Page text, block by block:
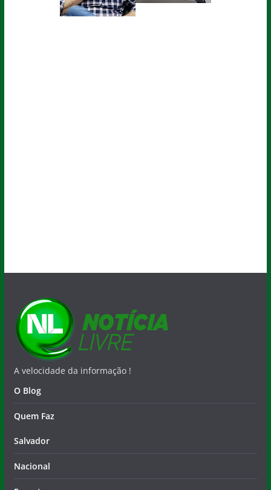
A velocidade da informação !
O Blog
Quem Faz
Salvador
Nacional
Esportes
Colunistas